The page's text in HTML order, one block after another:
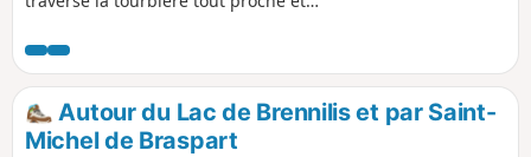
d'Arrée. En suivant cette ligne de crête,
on rejoint les bords du Lac du Drennec
avant de revenir par des petites routes
de campagne.
Autour du Lac de Brennilis et par Saint-
Michel de Braspart